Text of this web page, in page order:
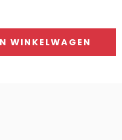
WINKELWAGEN